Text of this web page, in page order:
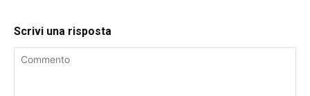
Scrivi una risposta